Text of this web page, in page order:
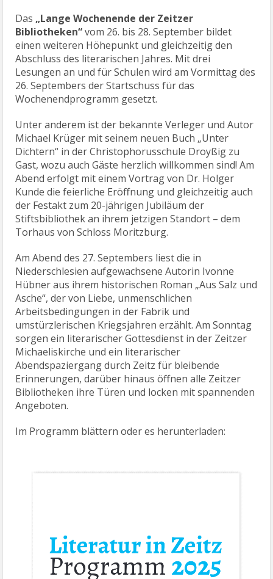
Das „Lange Wochenende der Zeitzer
Bibliotheken“vom 26. bis 28. September bildet
einen weiteren Höhepunkt und gleichzeitig den
Abschluss des literarischen Jahres. Mit drei
Lesungen an und für Schulen wird am Vormittag des
26. Septembers der Startschuss für das
Wochenendprogramm gesetzt.
Unter anderem ist der bekannte Verleger und Autor
Michael Krüger mit seinem neuen Buch „Unter
Dichtern“ in der Christophorusschule Droyßig zu
Gast, wozu auch Gäste herzlich willkommen sind! Am
Abend erfolgt mit einem Vortrag von Dr. Holger
Kunde die feierliche Eröffnung und gleichzeitig auch
der Festakt zum 20-jährigen Jubiläum der
Stiftsbibliothek an ihrem jetzigen Standort – dem
Torhaus von Schloss Moritzburg.
Am Abend des 27. Septembers liest die in
Niederschlesien aufgewachsene Autorin Ivonne
Hübner aus ihrem historischen Roman „Aus Salz und
Asche“, der von Liebe, unmenschlichen
Arbeitsbedingungen in der Fabrik und
umstürzlerischen Kriegsjahren erzählt. Am Sonntag
sorgen ein literarischer Gottesdienst in der Zeitzer
Michaeliskirche und ein literarischer
Abendspaziergang durch Zeitz für bleibende
Erinnerungen, darüber hinaus öffnen alle Zeitzer
Bibliotheken ihre Türen und locken mit spannenden
Angeboten.
Im Programm blättern oder es herunterladen: